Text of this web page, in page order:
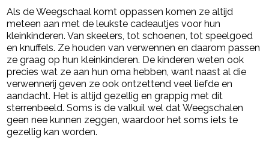
Als de Weegschaal komt oppassen komen ze altijd
meteen aan met de leukste cadeautjes voor hun
kleinkinderen. Van skeelers, tot schoenen, tot speelgoed
en knuffels. Ze houden van verwennen en daarom passen
ze graag op hun kleinkinderen. De kinderen weten ook
precies wat ze aan hun oma hebben, want naast al die
verwennerij geven ze ook ontzettend veel liefde en
aandacht. Het is altijd gezellig en grappig met dit
sterrenbeeld. Soms is de valkuil wel dat Weegschalen
geen nee kunnen zeggen, waardoor het soms iets te
gezellig kan worden.